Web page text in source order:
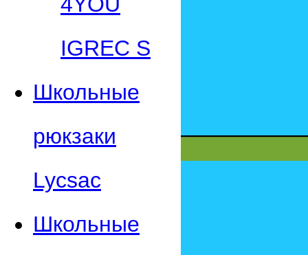
IGREC S
Школьные
рюкзаки
Lycsac
Школьные